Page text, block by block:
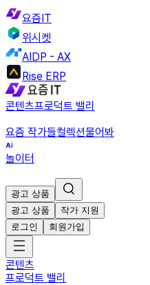
요즘IT
위시켓
AIDP - AX
Rise ERP
콘텐츠프로덕트 밸리
요즘 작가들컬렉션물어봐
놀이터
광고 상품
광고 상품
작가 지원
로그인
회원가입
콘텐츠
프로덕트 밸리